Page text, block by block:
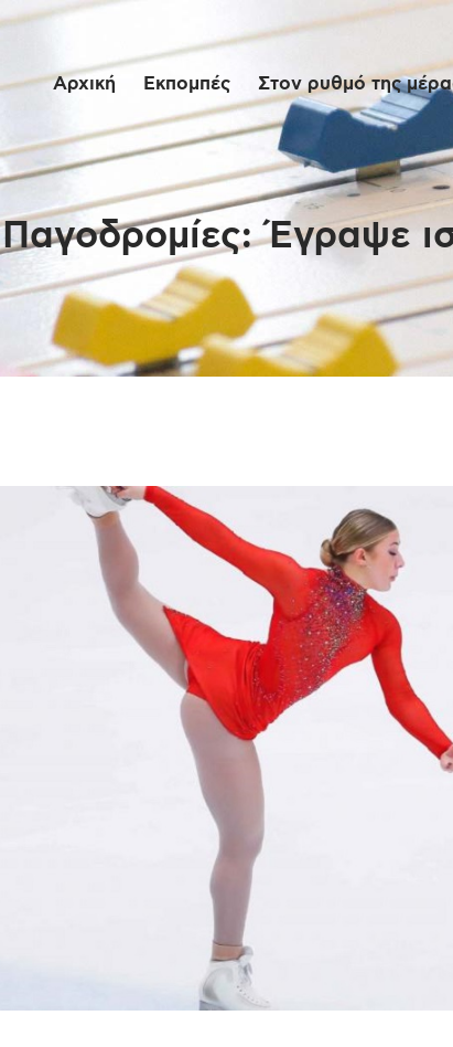
Αρχική Εκπομπές Στον ρυθμό της
Παγοδρομίες: Έγραψε
Αρχική
Εκπομπές
Στον ρυθμό
μέρας
Ένθετα
Διαγωνισμοί/
Επικοινωνία